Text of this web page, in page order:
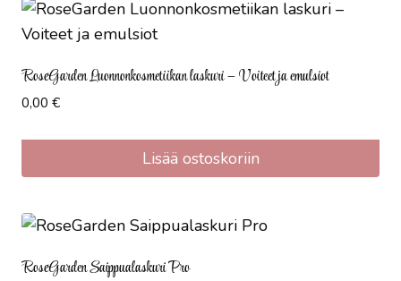
RoseGarden Luonnonkosmetiikan laskuri – Voiteet ja emulsiot
0,00 €
Lisää ostoskoriin
RoseGarden Saippualaskuri Pro